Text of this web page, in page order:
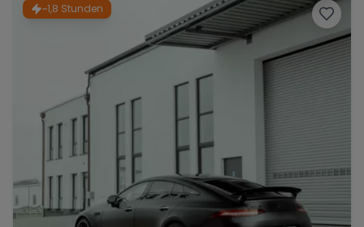
Lotus Maserati
Range Rover
~1,8 Stunden